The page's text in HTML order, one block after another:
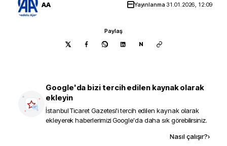
AA Yayınlanma 31.01.2026, 12:09
Paylaş
N
Google'da bizi tercih edilen kaynak olarak
ekleyin
İstanbul Ticaret Gazetesi'i tercih edilen kaynak olarak
ekleyerek haberlerimizi Google'da daha sık görebilirsiniz.
Nasıl çalışır?›